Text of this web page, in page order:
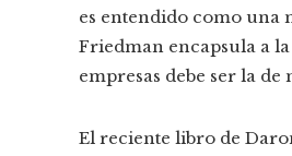
es entendido como una
Friedman encapsula a
empresas debe ser la de
El reciente libro de